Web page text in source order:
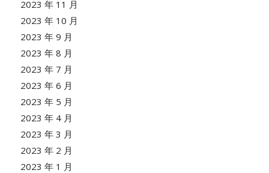
2023 年 11 月
2023 年 10 月
2023 年 9 月
2023 年 8 月
2023 年 7 月
2023 年 6 月
2023 年 5 月
2023 年 4 月
2023 年 3 月
2023 年 2 月
2023 年 1 月